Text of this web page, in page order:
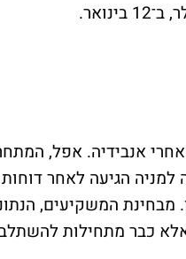
אנבידיה. אפל,
הדחיפה האחרונה למניה הגיעה לאחר
המשקיעים,
כבר מתחילות